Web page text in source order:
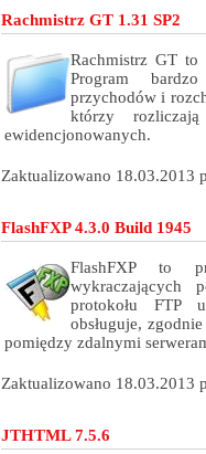
Rachmistrz GT 1.31 SP2
Rachmistrz GT to
Program
przychodów i
którzy
ewidencjonowanych.
Zaktualizowano 18.03.2013
FlashFXP 4.3.0 Build 1945
FlashFXP to
wykraczających
protokołu FTP
obsługuje,
pomiędzy zdalnymi
Zaktualizowano 18.03.2013
JTHTML 7.5.6